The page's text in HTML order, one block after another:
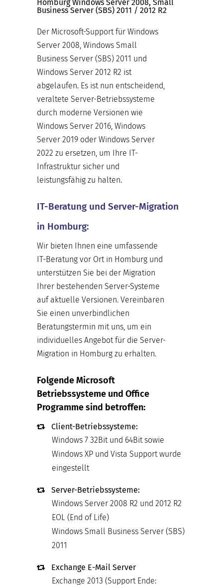
Homburg Windows Server 2008, Small
Business Server (SBS) 2011 / 2012 R2
Der Microsoft-Support für Windows
Server 2008, Windows Small
Business Server (SBS) 2011 und
Windows Server 2012 R2 ist
abgelaufen. Es ist nun entscheidend,
veraltete Server-Betriebssysteme
durch moderne Versionen wie
Windows Server 2016, Windows
Server 2019 oder Windows Server
2022 zu ersetzen, um Ihre IT-
Infrastruktur sicher und
leistungsfähig zu halten.
IT-Beratung und Server-Migration
in Homburg:
Wir bieten Ihnen eine umfassende
IT-Beratung vor Ort in Homburg und
unterstützen Sie bei der Migration
Ihrer bestehenden Server-Systeme
auf aktuelle Versionen. Vereinbaren
Sie einen unverbindlichen
Beratungstermin mit uns, um ein
individuelles Angebot für die Server-
Migration in Homburg zu erhalten.
Folgende Microsoft
Betriebssysteme und Office
Programme sind betroffen:
Client-Betriebssysteme:
Windows 7 32Bit und 64Bit sowie
Windows XP und Vista Support wurde
eingestellt
Server-Betriebssysteme:
Windows Server 2008 R2 und 2012 R2
EOL (End of Life)
Windows Small Business Server (SBS)
2011
Exchange E-Mail Server
Exchange 2013 (Support Ende: